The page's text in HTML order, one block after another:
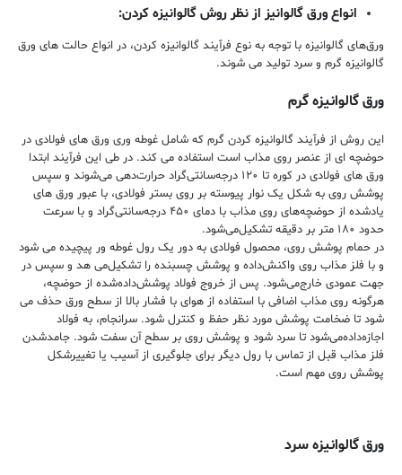
انواع ورق گالوانیز از نظر روش گالوانیزه کردن:
ورق‌های گالوانیزه با توجه به نوع فرآیند گالوانیزه کردن، در انواع حالت های ورق
گالوانیزه گرم و سرد تولید می شوند.
ورق گالوانیزه گرم
این روش از فرآیند گالوانیزه کردن گرم که شامل غوطه وری ورق های فولادی در
حوضچه‌ ای از عنصر روی مذاب است استفاده می کند. در طی این فرآیند ابتدا
ورق های فولادی در کوره تا ۱۲۰ درجه‌سانتی‌گراد حرارت‌دهی می‌شوند و سپس
پوشش روی به شکل یک نوار پیوسته بر روی بستر فولادی، با عبور ورق های
یادشده از حوضچه‌‌های روی مذاب با دمای ۴۵۰ درجه‌سانتی‌گراد و با سرعت
حدود ۱۸۰ متر بر دقیقه تشکیل‌می‌شود.
در حمام پوشش روی، محصول فولادی به دور یک رول غوطه ور پیچیده می شود
و با فلز مذاب روی واکنش‌داده و پوشش چسبنده را تشکیل‌می ‌هد و سپس در
جهت عمودی خارج‌می‌شود. پس از خروج فولاد پوشش‌داده‌شده از حوضچه‌،
هرگونه روی مذاب اضافی با استفاده از هوای با فشار بالا از سطح ورق حذف می
شود تا ضخامت پوشش مورد نظر حفظ و کنترل شود. سرانجام، به فولاد
اجازه‌داده‌می‌شود تا سرد شود و پوشش روی بر سطح آن سفت شود. جامدشدن
فلز مذاب قبل از تماس با رول دیگر برای جلوگیری از آسیب یا تغییرشکل
پوشش روی مهم است.
ورق گالوانیزه سرد